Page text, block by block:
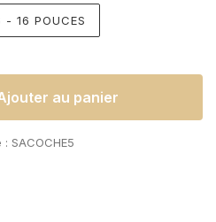
- 16 POUCES
au panier
SACOCHE5